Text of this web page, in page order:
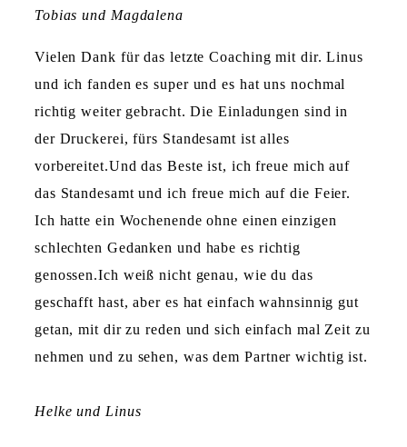
Tobias und Magdalena
Vielen Dank für das letzte Coaching mit dir. Linus
und ich fanden es super und es hat uns nochmal
richtig weiter gebracht. Die Einladungen sind in
der Druckerei, fürs Standesamt ist alles
vorbereitet.Und das Beste ist, ich freue mich auf
das Standesamt und ich freue mich auf die Feier.
Ich hatte ein Wochenende ohne einen einzigen
schlechten Gedanken und habe es richtig
genossen.Ich weiß nicht genau, wie du das
geschafft hast, aber es hat einfach wahnsinnig gut
getan, mit dir zu reden und sich einfach mal Zeit zu
nehmen und zu sehen, was dem Partner wichtig ist.
Helke und Linus